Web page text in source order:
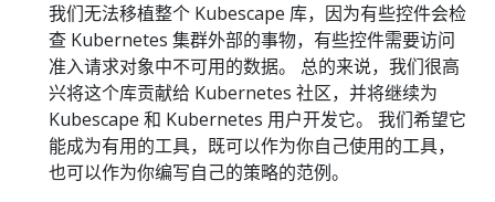
我们无法移植整个 Kubescape 库，因为有些控件会检
查 Kubernetes 集群外部的事物，有些控件需要访问
准入请求对象中不可用的数据。 总的来说，我们很高
兴将这个库贡献给 Kubernetes 社区，并将继续为
Kubescape 和 Kubernetes 用户开发它。 我们希望它
能成为有用的工具，既可以作为你自己使用的工具，
也可以作为你编写自己的策略的范例。